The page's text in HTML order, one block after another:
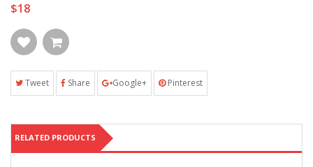
$18
Tweet Share Google+ Pinterest
RELATED PRODUCTS